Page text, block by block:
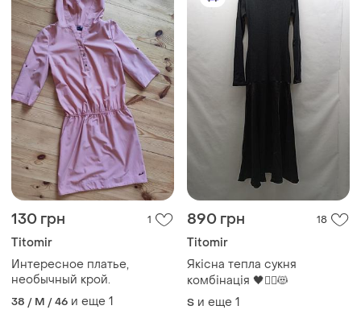
130 грн 1
Titomir
Интересное платье,
необычный крой.
38 / M / 46 и еще 1
890 грн 18
Titomir
Якісна тепла сукня
комбінація 🖤❤️‍🔥😻
S и еще 1